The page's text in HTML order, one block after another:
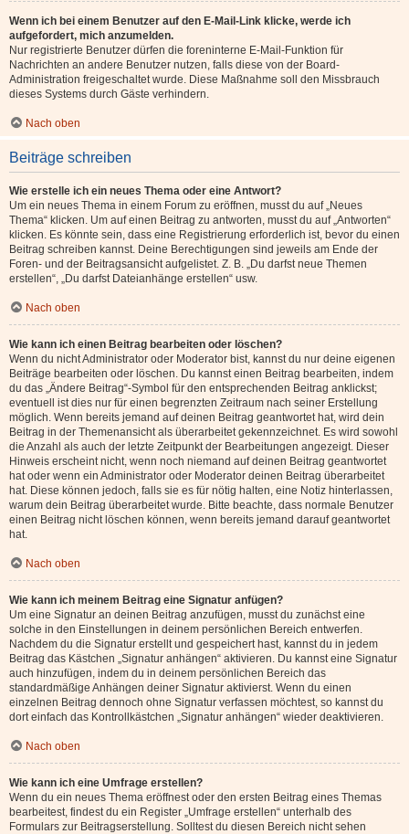
Wenn ich bei einem Benutzer auf den E-Mail-Link klicke, werde ich
aufgefordert, mich anzumelden.
Nur registrierte Benutzer dürfen die foreninterne E-Mail-Funktion für
Nachrichten an andere Benutzer nutzen, falls diese von der Board-
Administration freigeschaltet wurde. Diese Maßnahme soll den Missbrauch
dieses Systems durch Gäste verhindern.
Nach oben
Beiträge schreiben
Wie erstelle ich ein neues Thema oder eine Antwort?
Um ein neues Thema in einem Forum zu eröffnen, musst du auf „Neues
Thema“ klicken. Um auf einen Beitrag zu antworten, musst du auf „Antworten“
klicken. Es könnte sein, dass eine Registrierung erforderlich ist, bevor du einen
Beitrag schreiben kannst. Deine Berechtigungen sind jeweils am Ende der
Foren- und der Beitragsansicht aufgelistet. Z. B. „Du darfst neue Themen
erstellen“, „Du darfst Dateianhänge erstellen“ usw.
Nach oben
Wie kann ich einen Beitrag bearbeiten oder löschen?
Wenn du nicht Administrator oder Moderator bist, kannst du nur deine eigenen
Beiträge bearbeiten oder löschen. Du kannst einen Beitrag bearbeiten, indem
du das „Ändere Beitrag“-Symbol für den entsprechenden Beitrag anklickst;
eventuell ist dies nur für einen begrenzten Zeitraum nach seiner Erstellung
möglich. Wenn bereits jemand auf deinen Beitrag geantwortet hat, wird dein
Beitrag in der Themenansicht als überarbeitet gekennzeichnet. Es wird sowohl
die Anzahl als auch der letzte Zeitpunkt der Bearbeitungen angezeigt. Dieser
Hinweis erscheint nicht, wenn noch niemand auf deinen Beitrag geantwortet
hat oder wenn ein Administrator oder Moderator deinen Beitrag überarbeitet
hat. Diese können jedoch, falls sie es für nötig halten, eine Notiz hinterlassen,
warum dein Beitrag überarbeitet wurde. Bitte beachte, dass normale Benutzer
einen Beitrag nicht löschen können, wenn bereits jemand darauf geantwortet
hat.
Nach oben
Wie kann ich meinem Beitrag eine Signatur anfügen?
Um eine Signatur an deinen Beitrag anzufügen, musst du zunächst eine
solche in den Einstellungen in deinem persönlichen Bereich entwerfen.
Nachdem du die Signatur erstellt und gespeichert hast, kannst du in jedem
Beitrag das Kästchen „Signatur anhängen“ aktivieren. Du kannst eine Signatur
auch hinzufügen, indem du in deinem persönlichen Bereich das
standardmäßige Anhängen deiner Signatur aktivierst. Wenn du einen
einzelnen Beitrag dennoch ohne Signatur verfassen möchtest, so kannst du
dort einfach das Kontrollkästchen „Signatur anhängen“ wieder deaktivieren.
Nach oben
Wie kann ich eine Umfrage erstellen?
Wenn du ein neues Thema eröffnest oder den ersten Beitrag eines Themas
bearbeitest, findest du ein Register „Umfrage erstellen“ unterhalb des
Formulars zur Beitragserstellung. Solltest du diesen Bereich nicht sehen